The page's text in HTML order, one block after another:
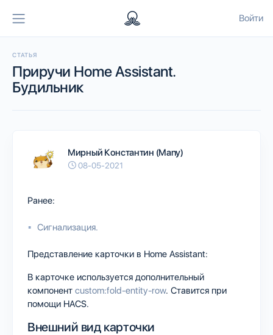
Войти
СТАТЬЯ
Приручи Home Assistant.
Будильник
Мирный Константин (Many)
08-05-2021
Ранее:
Сигнализация.
Представление карточки в Home Assistant:
В карточке используется дополнительный
компонент custom:fold-entity-row. Ставится при
помощи HACS.
Внешний вид карточки